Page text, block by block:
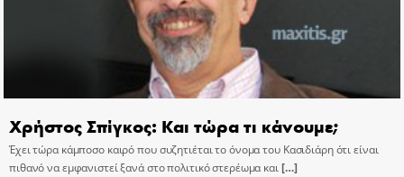
Χρήστος Σπίγκος: Και τώρα τι κάνουμε;
Έχει τώρα κάμποσο καιρό που συζητιέται το όνομα του Κασιδιάρη ότι είναι
πιθανό να εμφανιστεί ξανά στο πολιτικό στερέωμα και[…]